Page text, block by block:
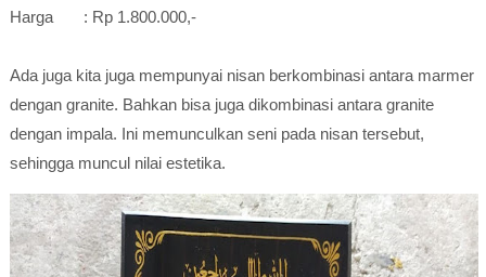
Harga : Rp 1.800.000,-
Ada juga kita juga mempunyai nisan berkombinasi antara marmer
dengan granite. Bahkan bisa juga dikombinasi antara granite
dengan impala. Ini memunculkan seni pada nisan tersebut,
sehingga muncul nilai estetika.